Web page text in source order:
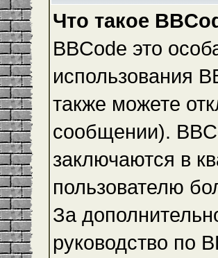
Что такое
BBCode это
использования
также можете
сообщении).
заключаются в
пользователю
За
руководство по